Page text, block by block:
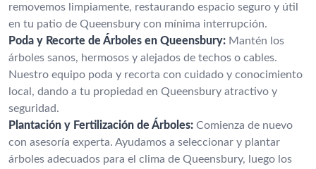
removemos limpiamente, restaurando espacio seguro y útil
en tu patio de Queensbury con mínima interrupción.
Poda y Recorte de Árboles en Queensbury: Mantén los
árboles sanos, hermosos y alejados de techos o cables.
Nuestro equipo poda y recorta con cuidado y conocimiento
local, dando a tu propiedad en Queensbury atractivo y
seguridad.
Plantación y Fertilización de Árboles: Comienza de nuevo
con asesoría experta. Ayudamos a seleccionar y plantar
árboles adecuados para el clima de Queensbury, luego los